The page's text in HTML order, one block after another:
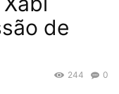
de
0
244